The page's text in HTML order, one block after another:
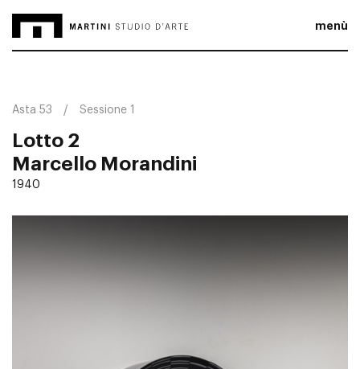
menù
Asta 53 Sessione 1
Lotto 2
Marcello Morandini
1940